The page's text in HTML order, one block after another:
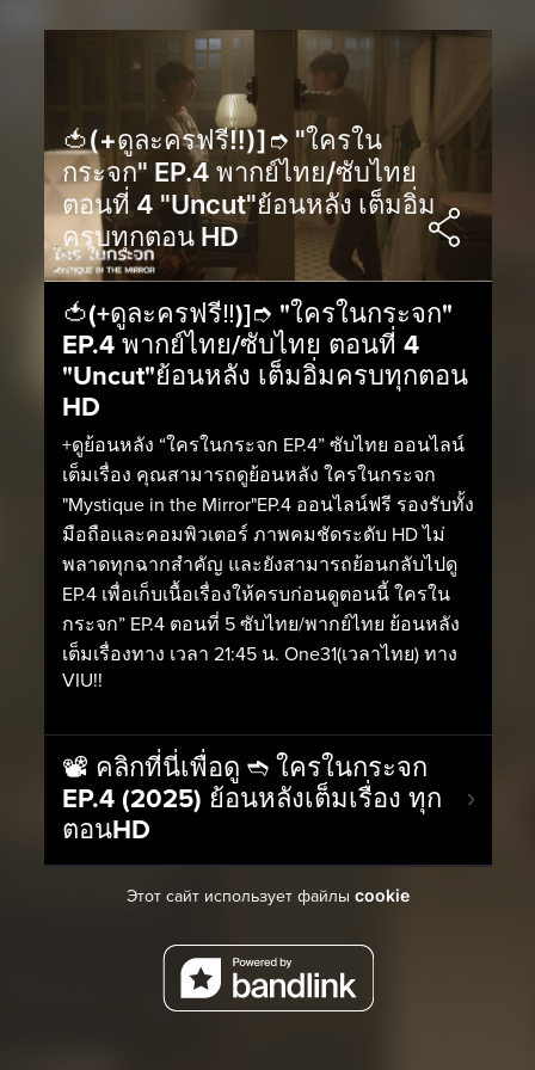
🍅(+ดูละครฟรี‼️)]➮ "ใครใน
กระจก" EP.4 พากย์ไทย/ซับไทย
ตอนที่ 4 "Uncut"ย้อนหลัง เต็มอิ่ม
ครบทุกตอน HD
🍅(+ดูละครฟรี‼️)]➮ "ใครในกระจก"
EP.4 พากย์ไทย/ซับไทย ตอนที่ 4
"Uncut"ย้อนหลัง เต็มอิ่มครบทุกตอน
HD
+ดูย้อนหลัง “ใครในกระจก EP.4” ซับไทย ออนไลน์
เต็มเรื่อง คุณสามารถดูย้อนหลัง ใครในกระจก
"Mystique in the Mirror"EP.4 ออนไลน์ฟรี รองรับทั้ง
มือถือและคอมพิวเตอร์ ภาพคมชัดระดับ HD ไม่
พลาดทุกฉากสำคัญ และยังสามารถย้อนกลับไปดู
EP.4 เพื่อเก็บเนื้อเรื่องให้ครบก่อนดูตอนนี้ ใครใน
กระจก” EP.4 ตอนที่ 5 ซับไทย/พากย์ไทย ย้อนหลัง
เต็มเรื่องทาง เวลา 21:45 น. One31(เวลาไทย) ทาง
VIU!!
📽️ คลิกที่นี่เพื่อดู ➬ ใครในกระจก
EP.4 (2025) ย้อนหลังเต็มเรื่อง ทุก
ตอนHD
Этот сайт использует файлы cookie